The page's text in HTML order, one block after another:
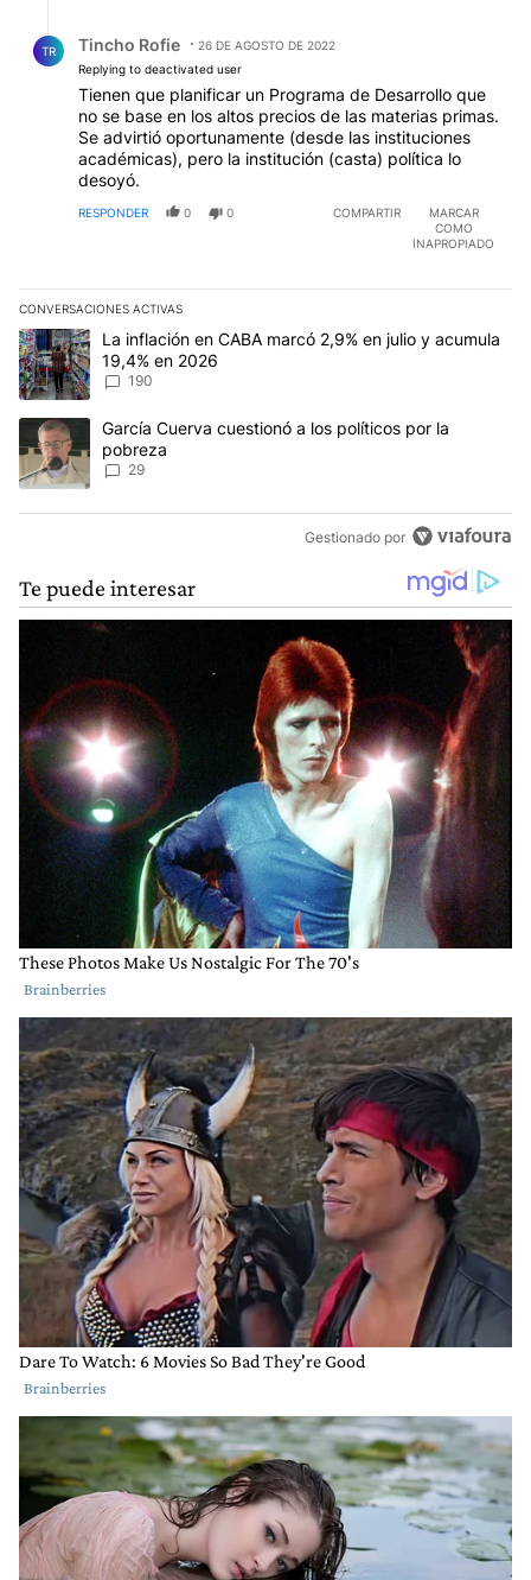
TR Tincho Rofie
26 DE AGOSTO DE 2022
Replying to deactivated user
Tienen que planificar un Programa de Desarrollo que
no se base en los altos precios de las materias primas.
Se advirtió oportunamente (desde las instituciones
académicas), pero la institución (casta) política lo
desoyó.
RESPONDER 0 0 COMPARTIR
MARCAR
COMO
INAPROPIADO
CONVERSACIONES ACTIVAS
Este listado muestra los artículos con más comentarios en los
Un artículo de tendencia con el título "La inflación en CABA
La inflación en CABA marcó 2,9% en julio y acumula
19,4% en 2026
190
Un artículo de tendencia con el título "García Cuerva cuestionó
García Cuerva cuestionó a los políticos por la
pobreza
29
Gestionado por